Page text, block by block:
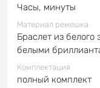
Часы, минуты
Материал ремешка
Браслет из белого
белыми
Комплектация
полный комплект